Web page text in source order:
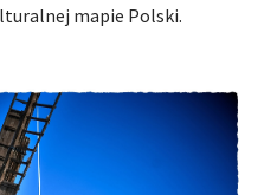
mapie Polski.